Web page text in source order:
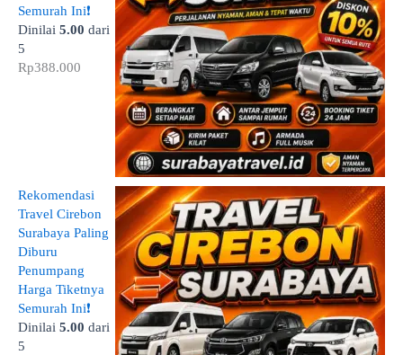
Semurah Ini❗
Dinilai 5.00 dari
5
Rp388.000
Rekomendasi
Travel Cirebon
Surabaya Paling
Diburu
Penumpang
Harga Tiketnya
Semurah Ini❗
Dinilai 5.00 dari
5